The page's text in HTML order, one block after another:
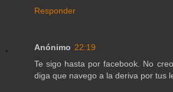
Responder
Anónimo 22:19
Te sigo hasta por facebook. No
diga que navego a la deriva por tus